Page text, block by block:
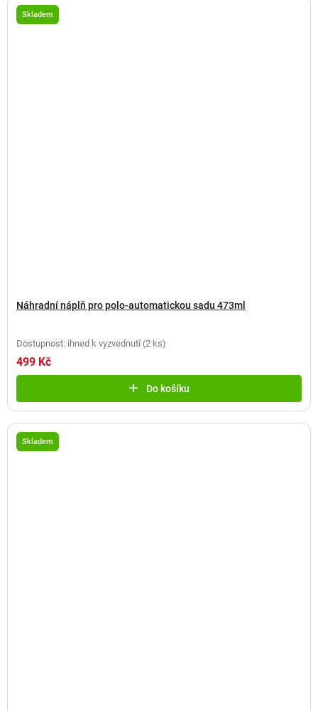
Skladem
Náhradní náplň pro polo-automatickou sadu 473ml
Dostupnost: ihned k vyzvednutí (2 ks)
499 Kč
Do košíku
Skladem